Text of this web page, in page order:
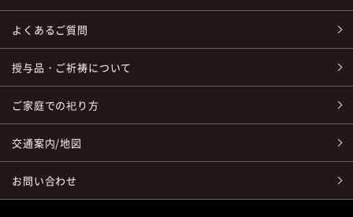
よくあるご質問
授与品・ご祈祷について
ご家庭での祀り方
交通案内/地図
お問い合わせ